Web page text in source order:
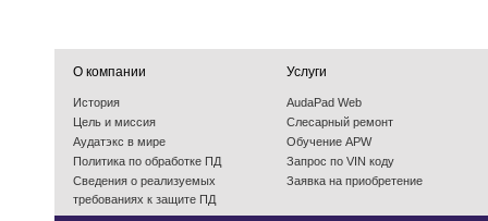
О компании
История
Цель и миссия
Аудатэкс в мире
Политика по обработке ПД
Cведения о реализуемых
требованиях к защите ПД
Услуги
AudaPad Web
Слесарный ремонт
Обучение APW
Запрос по VIN коду
Заявка на приобретение